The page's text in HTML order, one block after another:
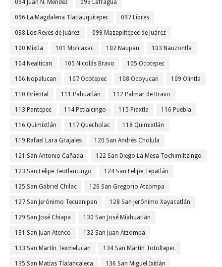
094 Juan N. Méndez 095 Lafragua
096 La Magdalena Tlatlauquitepec 097 Libres
098 Los Reyes de Juárez 099 Mazapiltepec de Juárez
100 Mixtla 101 Molcaxac 102 Naupan 103 Nauzontla
104 Nealtican 105 Nicolás Bravo 105 Ocotepec
106 Nopalucan 107 Ocotepec 108 Ocoyucan 109 Olintla
110 Oriental 111 Pahuatlán 112 Palmar de Bravo
113 Pantepec 114 Petlalcingo 115 Piaxtla 116 Puebla
116 Quimixtlán 117 Quecholac 118 Quimixtlán
119 Rafael Lara Grajales 120 San Andrés Cholula
121 San Antonio Cañada 122 San Diego La Mesa Tochimiltzingo
123 San Felipe Teotlancingo 124 San Felipe Tepatlán
125 San Gabriel Chilac 126 San Gregorio Atzompa
127 San Jerónimo Tecuanipan 128 San Jerónimo Xayacatlán
129 San José Chiapa 130 San José Miahuatlán
131 San Juan Atenco 132 San Juan Atzompa
133 San Martín Texmelucan 134 San Martín Totoltepec
135 San Matías Tlalancaleca 136 San Miguel Ixitlán